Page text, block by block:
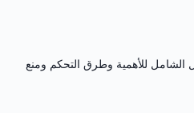
الشامل للأهمية وطرق التحكم ومنع